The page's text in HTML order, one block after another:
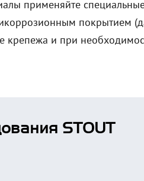
применяйте
покрытием
крепежа и при
STOUT